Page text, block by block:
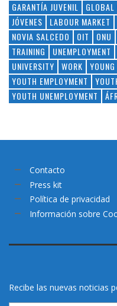
GARANTÍA JUVENIL
GLOBAL
JÓVENES
LABOUR MARKET
NOVIA SALCEDO
OIT ONU
TRAINING
UNEMPLOYMENT
UNIVERSITY
WORK
YOUTH EMPLOYMENT
YOUTH UNEMPLOYMENT
Contacto
Press kit
Política de privacidad
Información sobre
Recibe las nuevas noticias